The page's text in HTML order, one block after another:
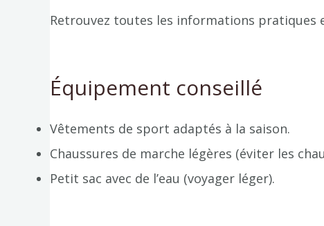
Retrouvez toutes les informations pratiques
Équipement conseillé
Vêtements de sport adaptés à la saison.
Chaussures de marche légères (éviter les
Petit sac avec de l’eau (voyager léger).